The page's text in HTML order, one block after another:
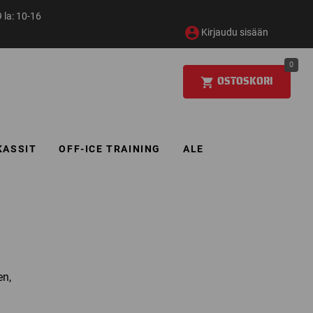
la: 10-16
Kirjaudu sisään
OSTOSKORI
0
OFF-ICE TRAINING ALE